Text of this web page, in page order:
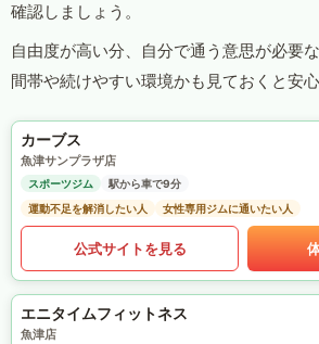
確認しましょう。
自由度が高い分、自分で通う意思が必要
間帯や続けやすい環境かも見ておくと安心
カーブス
魚津サンプラザ店
スポーツジム
駅から車で9分
運動不足を解消したい人
女性専用ジムに通いたい人
公式サイトを見る
エニタイムフィットネス
魚津店